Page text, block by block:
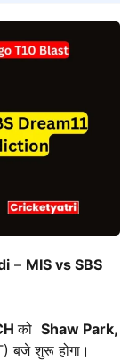
– MIS vs SBS
को Shaw Park,
बजे शुरू होगा।